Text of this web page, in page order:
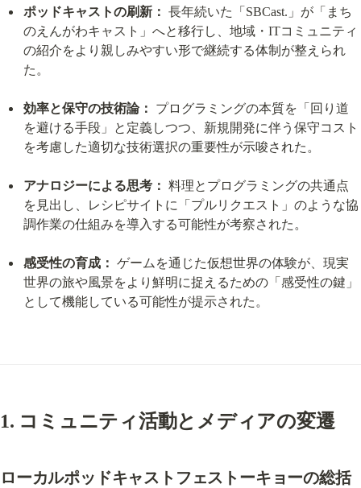
ポッドキャストの刷新： 長年続いた「SBCast.」が「まち
のえんがわキャスト」へと移行し、地域・ITコミュニティ
の紹介をより親しみやすい形で継続する体制が整えられ
た。
効率と保守の技術論：
プログラミングの本質を「回り道
を避ける手段」と定義しつつ、新規開発に伴う保守コスト
を考慮した適切な技術選択の重要性が示唆された。
アナロジーによる思考： 料理とプログラミングの共通点
を見出し、レシピサイトに「プルリクエスト」のような協
調作業の仕組みを導入する可能性が考察された。
感受性の育成： ゲームを通じた仮想世界の体験が、現実
世界の旅や風景をより鮮明に捉えるための「感受性の鍵」
として機能している可能性が提示された。
1. コミュニティ活動とメディアの変遷
ローカルポッドキャストフェストーキョーの総括